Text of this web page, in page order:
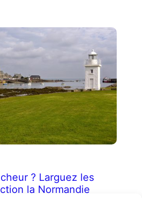
? Larguez les
la Normandie